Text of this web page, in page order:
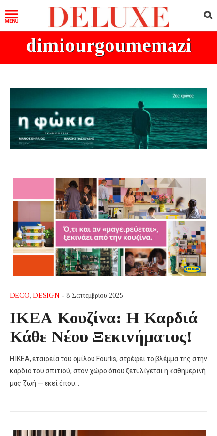
dimiourgoumemazi
DECO, DESIGN - 8 Σεπτεμβρίου 2025
ΙΚΕΑ Κουζίνα: Η Καρδιά
Κάθε Νέου Ξεκινήματος!
Η ΙΚΕΑ, εταιρεία του ομίλου Fourlis, στρέφει το βλέμμα της στην
καρδιά του σπιτιού, στον χώρο όπου ξετυλίγεται η καθημερινή
μας ζωή — εκεί όπου…